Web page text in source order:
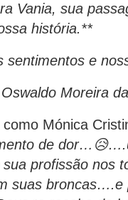
Vania, sua
história.**
sentimentos e
Moreira
Mónica
de dor…
profissão nos
suas broncas….e